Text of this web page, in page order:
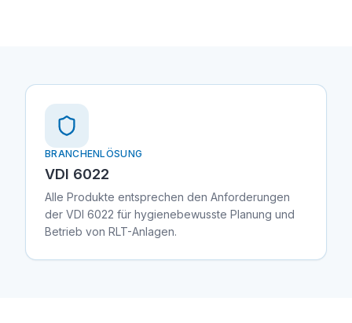
BRANCHENLÖSUNG
VDI 6022
Alle Produkte entsprechen den Anforderungen
der VDI 6022 für hygienebewusste Planung und
Betrieb von RLT-Anlagen.